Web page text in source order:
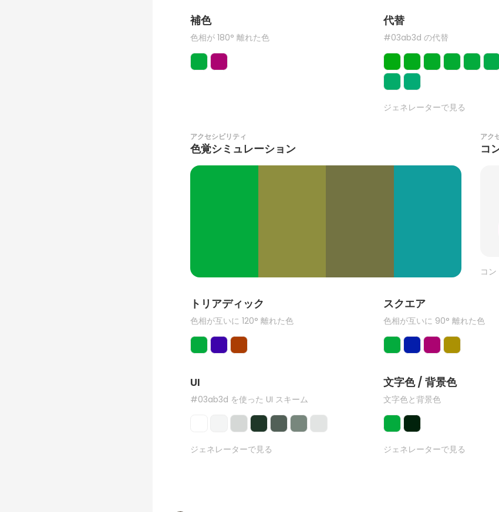
補色
色相が 180° 離れた色
代替
#03ab3d の代替
ジェネレーターで見る
アクセシビリティ
色覚シミュレーション
アク
コ
コ
トリアディック
色相が互いに 120° 離れた色
スクエア
色相が互いに 90° 離れた色
UI
#03ab3d を使った UI スキーム
ジェネレーターで見る
文字色 / 背景色
文字色と背景色
ジェネレーターで見る